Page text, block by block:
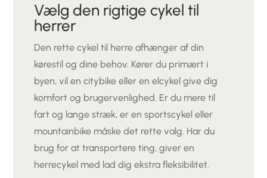
Vælg den rigtige cykel til
herrer
Den rette cykel til herre afhænger af din
kørestil og dine behov. Kører du primært i
byen, vil en citybike eller en elcykel give dig
komfort og brugervenlighed. Er du mere til
fart og lange stræk, er en sportscykel eller
mountainbike måske det rette valg. Har du
brug for at transportere ting, giver en
herrecykel med lad dig ekstra fleksibilitet.